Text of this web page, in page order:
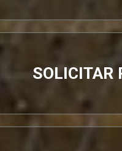
SOLICITAR